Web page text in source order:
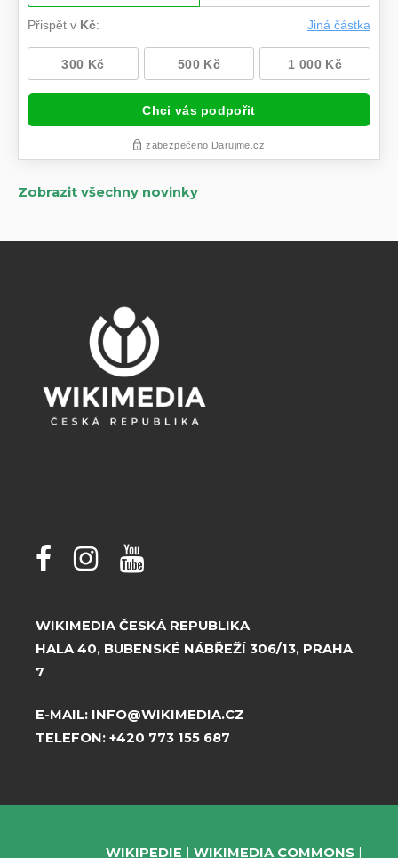
Zobrazit všechny novinky
WIKIMEDIA ČESKÁ REPUBLIKA
HALA 40, BUBENSKÉ NÁBŘEŽÍ 306/13, PRAHA
7
E-MAIL: INFO@WIKIMEDIA.CZ
TELEFON: +420 773 155 687
WIKIPEDIE WIKIMEDIA COMMONS